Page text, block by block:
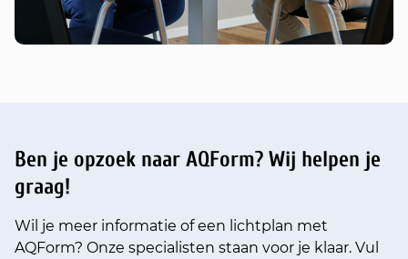
Ben je opzoek naar AQForm? Wij helpen je
graag!
Wil je meer informatie of een lichtplan met
AQForm? Onze specialisten staan voor je klaar. Vul